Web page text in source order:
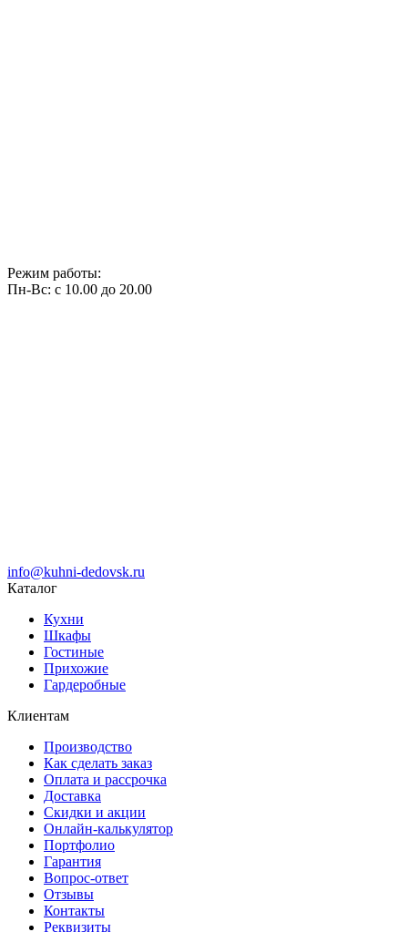
Режим работы:
Пн-Вс: с 10.00 до 20.00
info@kuhni-dedovsk.ru
Каталог
Кухни
Шкафы
Гостиные
Прихожие
Гардеробные
Клиентам
Производство
Как сделать заказ
Оплата и рассрочка
Доставка
Скидки и акции
Онлайн-калькулятор
Портфолио
Гарантия
Вопрос-ответ
Отзывы
Контакты
Реквизиты